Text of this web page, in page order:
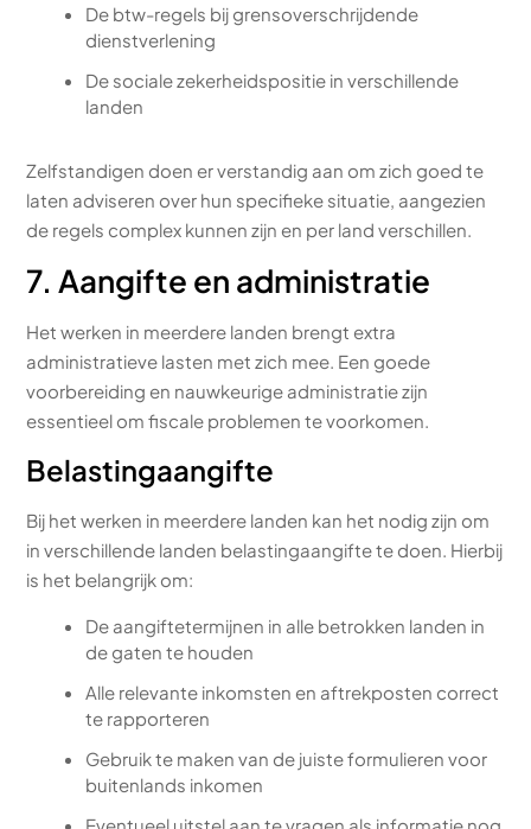
De btw-regels bij grensoverschrijdende
dienstverlening
De sociale zekerheidspositie in verschillende
landen
Zelfstandigen doen er verstandig aan om zich goed te
laten adviseren over hun specifieke situatie, aangezien
de regels complex kunnen zijn en per land verschillen.
7. Aangifte en administratie
Het werken in meerdere landen brengt extra
administratieve lasten met zich mee. Een goede
voorbereiding en nauwkeurige administratie zijn
essentieel om fiscale problemen te voorkomen.
Belastingaangifte
Bij het werken in meerdere landen kan het nodig zijn om
in verschillende landen belastingaangifte te doen. Hierbij
is het belangrijk om:
De aangiftetermijnen in alle betrokken landen in
de gaten te houden
Alle relevante inkomsten en aftrekposten correct
te rapporteren
Gebruik te maken van de juiste formulieren voor
buitenlands inkomen
Eventueel uitstel aan te vragen als informatie nog